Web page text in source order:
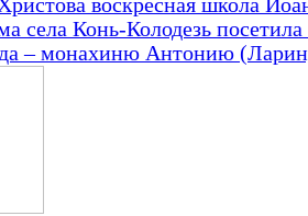
села Конь-Колодезь посетила
– монахиню Антонию